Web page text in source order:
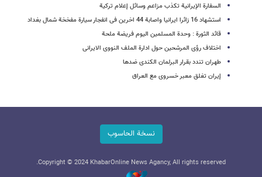
السفارة الإیرانیة تکذب مزاعم وسائل إعلام ترکیة
استشهاد 16 زائرا ایرانیا واصابة 44 اخرین فی انفجار سیارة مفخخة شمال بغداد
قائد الثورة : وحدة المسلمین الیوم فریضة ملحة
اختلاف رؤى المرشحین حول ادارة الملف النووی الایرانی
طهران تندد بقرار البرلمان الکندی ضدها
إیران تغلق معبر خسروی مع العراق
نسخة الحاسوب
Copyright © 2024 KhabarOnline News Agancy, All rights reserved.